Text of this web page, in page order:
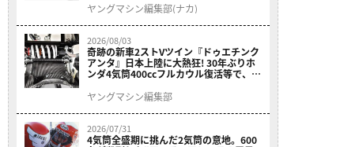
ニット プレシャスレイ スモール］
ヤングマシン編集部(ナカ)
2026/08/03
奇跡の新車2ストVツイン『ドゥエチンク
アンタ』日本上陸に大熱狂! 30年ぶりホ
ンダ4気筒400ccフルカウル復活等で、ロ
ニュース振り返り】
ヤングマシン編集部
2026/07/31
4気筒全盛期に挑んだ2気筒の意地。600